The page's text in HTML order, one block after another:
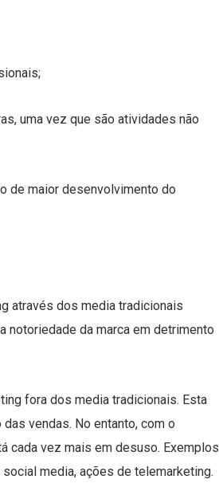
uma vez que são atividades não
de maior desenvolvimento do
através dos media tradicionais
notoriedade da marca em detrimento
fora dos media tradicionais. Esta
vendas. No entanto, com o
cada vez mais em desuso. Exemplos
media, ações de telemarketing.